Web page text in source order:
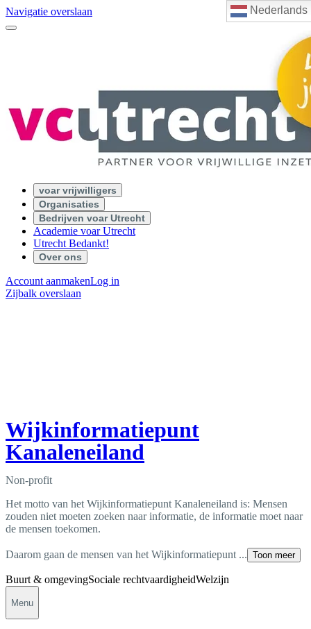
Nederlands
Navigatie overslaan
voar vrijwilligers
Organisaties
Bedrijven voar Utrecht
Academie voar Utrecht
Utrecht Bedankt!
Over ons
Account aanmakenLog in
Zijbalk overslaan
Wijkinformatiepunt
Kanaleneiland
Non-profit
Het motto van het Wijkinformatiepunt Kanaleneiland is: Mensen
zouden niet moeten zoeken naar informatie, de informatie moet naar
de mensen toekomen.
Daarom gaan de mensen van het Wijkinformatiepunt ... Toon meer
Buurt & omgevingSociale rechtvaardigheidWelzijn
Menu